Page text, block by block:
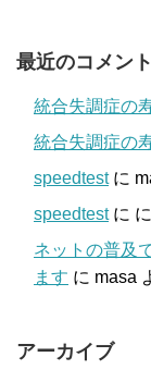
最近のコメント
統合失調症の
統合失調症の
speedtestに
speedtestに
ネットの普及
ます に masa
アーカイブ